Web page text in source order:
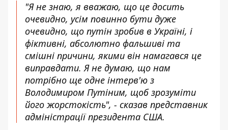
"Я не знаю, я вважаю, що це досить
очевидно, усім повинно бути дуже
очевидно, що путін зробив в Україні, і
фіктивні, абсолютно фальшиві та
смішні причини, якими він намагався це
виправдати. Я не думаю, що нам
потрібно ще одне інтерв'ю з
Володимиром Путіним, щоб зрозуміти
його жорстокість", - сказав представник
адміністрації президента США.